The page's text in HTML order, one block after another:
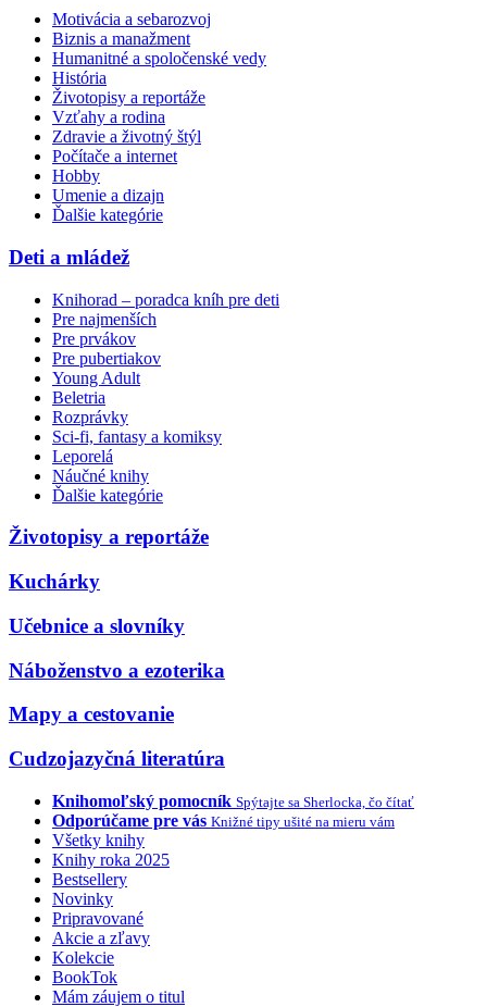
Motivácia a sebarozvoj
Biznis a manažment
Humanitné a spoločenské vedy
História
Životopisy a reportáže
Vzťahy a rodina
Zdravie a životný štýl
Počítače a internet
Hobby
Umenie a dizajn
Ďalšie kategórie
Deti a mládež
Knihorad – poradca kníh pre deti
Pre najmenších
Pre prvákov
Pre pubertiakov
Young Adult
Beletria
Rozprávky
Sci-fi, fantasy a komiksy
Leporelá
Náučné knihy
Ďalšie kategórie
Životopisy a reportáže
Kuchárky
Učebnice a slovníky
Náboženstvo a ezoterika
Mapy a cestovanie
Cudzojazyčná literatúra
Knihomoľský pomocník Spýtajte sa Sherlocka, čo čítať
Odporúčame pre vás Knižné tipy ušité na mieru vám
Všetky knihy
Knihy roka 2025
Bestsellery
Novinky
Pripravované
Akcie a zľavy
Kolekcie
BookTok
Mám záujem o titul